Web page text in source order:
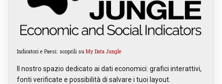
Indicatori e Paesi: scoprili su My Data Jungle
Il nostro spazio dedicato ai dati economici: grafici interattivi,
fonti verificate e possibilità di salvare i tuoi layout.